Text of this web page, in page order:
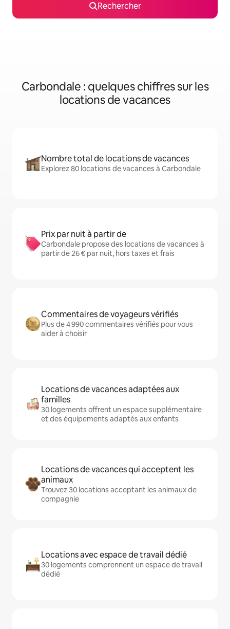
Rechercher
Carbondale : quelques chiffres sur les
locations de vacances
Nombre total de locations de vacances
Explorez 80 locations de vacances à Carbondale
Prix par nuit à partir de
Carbondale propose des locations de vacances à
partir de 26 € par nuit, hors taxes et frais
Commentaires de voyageurs vérifiés
Plus de 4 990 commentaires vérifiés pour vous
aider à choisir
Locations de vacances adaptées aux
familles
30 logements offrent un espace supplémentaire
et des équipements adaptés aux enfants
Locations de vacances qui acceptent les
animaux
Trouvez 30 locations acceptant les animaux de
compagnie
Locations avec espace de travail dédié
30 logements comprennent un espace de travail
dédié